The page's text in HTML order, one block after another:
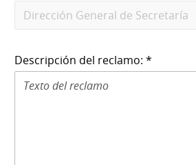
Descripción del reclamo: *